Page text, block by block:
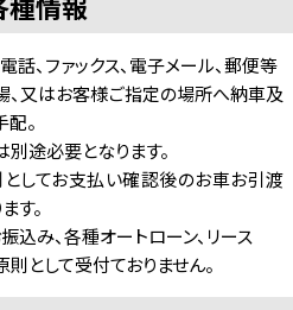
話、ファックス、電子メール、郵便等
、又はお客様ご指定の場所へ納車及
。
別途必要となります。
としてお支払い確認後のお車お引渡
す。
込み、各種オートローン、リース
として受付ておりません。